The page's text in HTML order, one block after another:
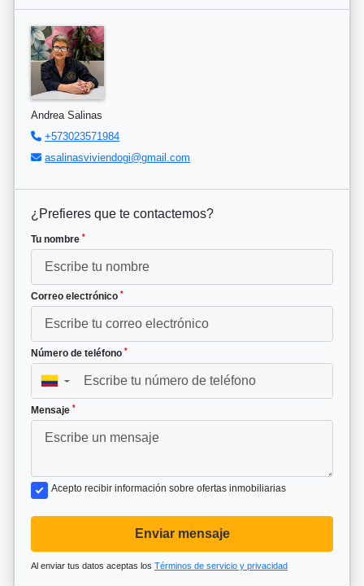
Andrea Salinas
+573023571984
asalinasviviendogi@gmail.com
¿Prefieres que te contactemos?
Tu nombre *
Correo electrónico *
Número de teléfono *
▼
Mensaje *
Acepto recibir información sobre ofertas inmobiliarias
Enviar mensaje
Al enviar tus datos aceptas los Términos de servicio y privacidad